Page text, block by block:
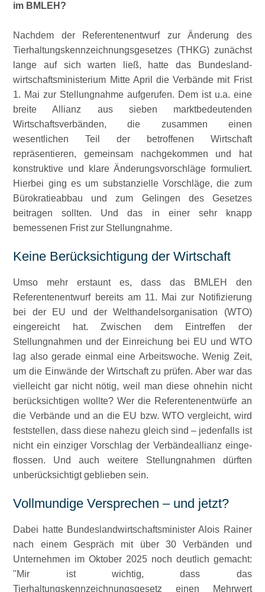
im BMLEH?
Nachdem der Referentenentwurf zur Änderung des
Tierhaltungskennzeichnungs­gesetzes (THKG) zunächst
lange auf sich warten ließ, hatte das Bundesland­
wirtschafts­ministerium Mitte April die Verbände mit Frist
1. Mai zur Stellungnahme aufgerufen. Dem ist u.a. eine
breite Allianz aus sieben marktbedeutenden
Wirtschaftsverbänden, die zusammen einen
wesentlichen Teil der betroffenen Wirtschaft
repräsentieren, gemeinsam nachgekommen und hat
konstruktive und klare Änderungsvorschläge formuliert.
Hierbei ging es um sub­stan­zielle Vorschläge, die zum
Bürokratieabbau und zum Gelingen des Gesetzes
beitragen sollten. Und das in einer sehr knapp
bemessenen Frist zur Stellungnahme.
Keine Berücksichtigung der Wirtschaft
Umso mehr erstaunt es, dass das BMLEH den
Referentenentwurf bereits am 11. Mai zur Notifizierung
bei der EU und der Welthandelsorganisation (WTO)
eingereicht hat. Zwischen dem Eintreffen der
Stellungnahmen und der Einreichung bei EU und WTO
lag also gerade einmal eine Arbeitswoche. Wenig Zeit,
um die Einwände der Wirtschaft zu prüfen. Aber war das
vielleicht gar nicht nötig, weil man diese ohnehin nicht
berücksichtigen wollte? Wer die Referentenentwürfe an
die Verbände und an die EU bzw. WTO vergleicht, wird
feststellen, dass diese nahezu gleich sind – jedenfalls ist
nicht ein einziger Vorschlag der Verbände­allianz einge­
flos­sen. Und auch weitere Stellungnahmen dürften
unberücksichtigt geblieben sein.
Vollmundige Versprechen – und jetzt?
Dabei hatte Bundeslandwirtschaftsminister Alois Rainer
nach einem Gespräch mit über 30 Verbänden und
Unternehmen im Oktober 2025 noch deutlich gemacht:
Mir ist wichtig, dass das
Tierhaltungskennzeichnungsgesetz einen Mehrwert